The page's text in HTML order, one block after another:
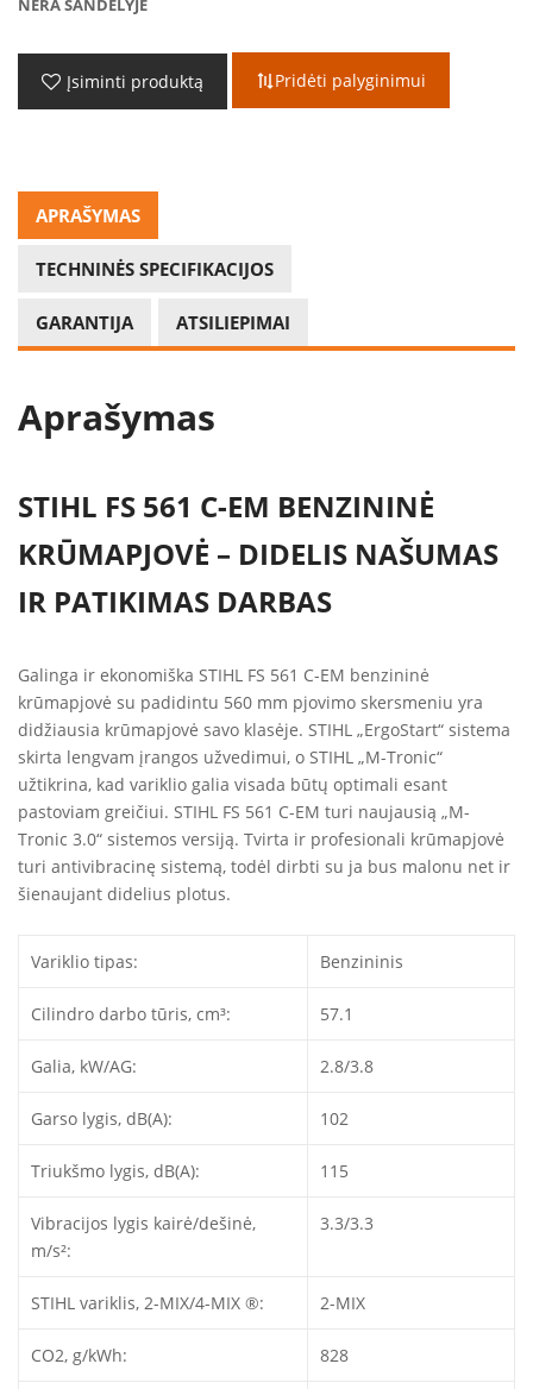
NĖRA SANDĖLYJE
Įsiminti produktą Pridėti palyginimui
APRAŠYMAS
TECHNINĖS SPECIFIKACIJOS
GARANTIJA ATSILIEPIMAI
Aprašymas
STIHL FS 561 C-EM BENZININĖ
KRŪMAPJOVĖ – DIDELIS NAŠUMAS
IR PATIKIMAS DARBAS
Galinga ir ekonomiška STIHL FS 561 C-EM benzininė
krūmapjovė su padidintu 560 mm pjovimo skersmeniu yra
didžiausia krūmapjovė savo klasėje. STIHL „ErgoStart“ sistema
skirta lengvam įrangos užvedimui, o STIHL „M-Tronic“
užtikrina, kad variklio galia visada būtų optimali esant
pastoviam greičiui. STIHL FS 561 C-EM turi naujausią „M-
Tronic 3.0“ sistemos versiją. Tvirta ir profesionali krūmapjovė
turi antivibracinę sistemą, todėl dirbti su ja bus malonu net ir
šienaujant didelius plotus.
Variklio tipas: Benzininis
Cilindro darbo tūris, cm³: 57.1
Galia, kW/AG: 2.8/3.8
Garso lygis, dB(A): 102
Triukšmo lygis, dB(A): 115
Vibracijos lygis kairė/dešinė,
m/s²:
3.3/3.3
STIHL variklis, 2-MIX/4-MIX ®: 2-MIX
CO2, g/kWh: 828